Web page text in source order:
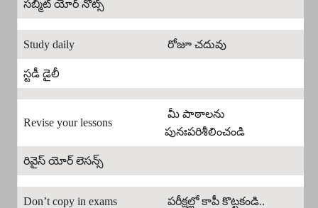
సబ్మిట్ యోర్ నోట్స్
Study daily రోజూ చదువు
స్టడీ డైలీ
Revise your lessons
మీ పాఠాలను
పునఃపరిశీలించండి
రివైస్ యోర్ లెసన్స్
Don’t copy in exams పరీక్షల్లో కాపీ కొట్టకండి..